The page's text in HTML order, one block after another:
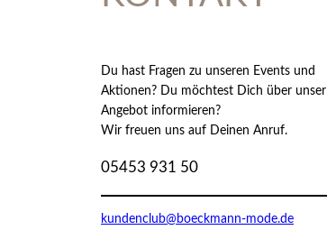
Du hast Fragen zu unseren Events und
Aktionen? Du möchtest Dich über unser
Angebot informieren?
Wir freuen uns auf Deinen Anruf.
05453 931 50
kundenclub@boeckmann-mode.de